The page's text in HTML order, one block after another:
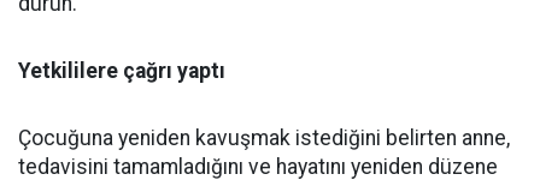
Yetkililere çağrı yaptı
Çocuğuna yeniden kavuşmak istediğini belirten anne,
tedavisini tamamladığını ve hayatını yeniden düzene